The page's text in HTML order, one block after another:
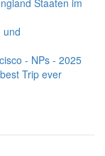
Staaten im
und
- NPs - 2025
Trip ever